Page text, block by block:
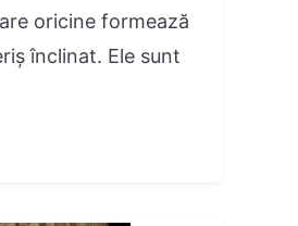
oricine formează
înclinat. Ele sunt